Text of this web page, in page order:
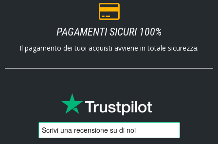
PAGAMENTI SICURI 100%
Il pagamento dei tuoi acquisti avviene in totale sicurezza.